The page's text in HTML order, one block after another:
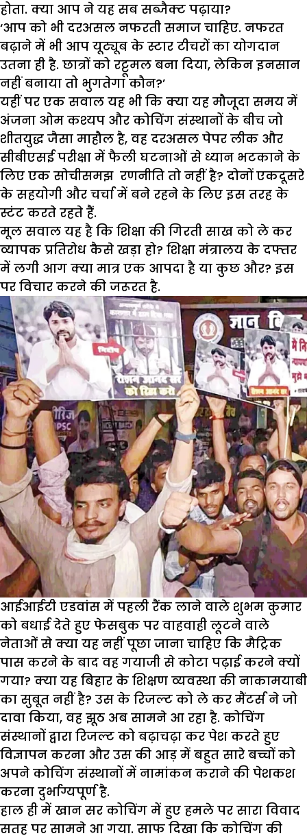
होता. क्या आप ने यह सब सब्जैक्ट पढ़ाया?
‘आप को भी दरअसल नफरती समाज चाहिए. नफरत
बढ़ाने में भी आप यूट्यूब के स्टार टीचरों का योगदान
उतना ही है. छात्रों को रट्टूमल बना दिया, लेकिन इनसान
नहीं बनाया तो भुगतेगा कौन?’
यहीं पर एक सवाल यह भी कि क्या यह मौजूदा समय में
अंजना ओम कश्यप और कोचिंग संस्थानों के बीच जो
शीतयुद्ध जैसा माहौल है, वह दरअसल पेपर लीक और
सीबीएसई परीक्षा में फैली घटनाओं से ध्यान भटकाने के
लिए एक सोचीसमझ रणनीति तो नहीं है? दोनों एकदूसरे
के सहयोगी और चर्चा में बने रहने के लिए इस तरह के
स्टंट करते रहते हैं.
मूल सवाल यह है कि शिक्षा की गिरती साख को ले कर
व्यापक प्रतिरोध कैसे खड़ा हो? शिक्षा मंत्रालय के दफ्तर
में लगी आग क्या मात्र एक आपदा है या कुछ और? इस
पर विचार करने की जरूरत है.
आईआईटी एडवांस में पहली रैंक लाने वाले शुभम कुमार
को बधाई देते हुए फेसबुक पर वाहवाही लूटने वाले
नेताओं से क्या यह नहीं पूछा जाना चाहिए कि मैट्रिक
पास करने के बाद वह गयाजी से कोटा पढ़ाई करने क्यों
गया? क्या यह बिहार के शिक्षण व्यवस्था की नाकामयाबी
का सुबूत नहीं है? उस के रिजल्ट को ले कर मैंटर्स ने जो
दावा किया, वह झूठ अब सामने आ रहा है. कोचिंग
संस्थानों द्वारा रिजल्ट को बढ़ाचढ़ा कर पेश करते हुए
विज्ञापन करना और उस की आड़ में बहुत सारे बच्चों को
अपने कोचिंग संस्थानों में नामांकन कराने की पेशकश
करना दुर्भाग्यपूर्ण है.
हाल ही में खान सर कोचिंग में हुए हमले पर सारा विवाद
सतह पर सामने आ गया. साफ दिखा कि कोचिंग की